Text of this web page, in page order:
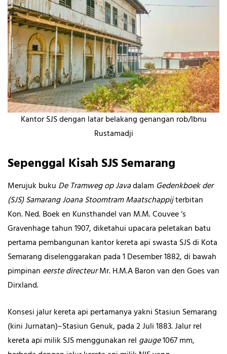
Kantor SJS dengan latar belakang genangan rob/Ibnu
Rustamadji
Sepenggal Kisah SJS Semarang
Merujuk buku De Tramweg op Javadalam Gedenkboek der
(SJS) Samarang Joana Stoomtram Maatschappijterbitan
Kon. Ned. Boek en Kunsthandel van M.M. Couvee ‘s
Gravenhage tahun 1907, diketahui upacara peletakan batu
pertama pembangunan kantor kereta api swasta SJS di Kota
Semarang diselenggarakan pada 1 Desember 1882, di bawah
pimpinan eerste directeurMr. H.M.A Baron van den Goes van
Dirxland.
Konsesi jalur kereta api pertamanya yakni Stasiun Semarang
(kini Jurnatan)–Stasiun Genuk, pada 2 Juli 1883. Jalur rel
kereta api milik SJS menggunakan rel gauge1067 mm,